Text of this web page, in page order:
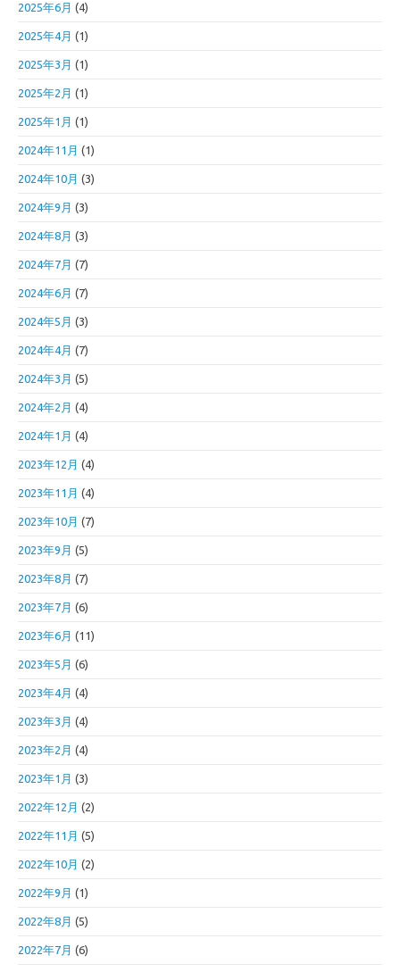
2025年6月 (4)
2025年4月 (1)
2025年3月 (1)
2025年2月 (1)
2025年1月 (1)
2024年11月 (1)
2024年10月 (3)
2024年9月 (3)
2024年8月 (3)
2024年7月 (7)
2024年6月 (7)
2024年5月 (3)
2024年4月 (7)
2024年3月 (5)
2024年2月 (4)
2024年1月 (4)
2023年12月 (4)
2023年11月 (4)
2023年10月 (7)
2023年9月 (5)
2023年8月 (7)
2023年7月 (6)
2023年6月 (11)
2023年5月 (6)
2023年4月 (4)
2023年3月 (4)
2023年2月 (4)
2023年1月 (3)
2022年12月 (2)
2022年11月 (5)
2022年10月 (2)
2022年9月 (1)
2022年8月 (5)
2022年7月 (6)